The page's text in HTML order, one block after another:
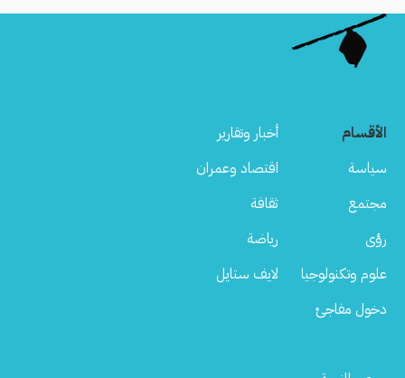
Load
More
الأقسام
أخبار وتقارير
سياسة
اقتصاد وعمران
مجتمع
ثقافة
رؤى
رياضة
علوم وتكنولوجيا
لايف ستايل
دخول مفاجئ